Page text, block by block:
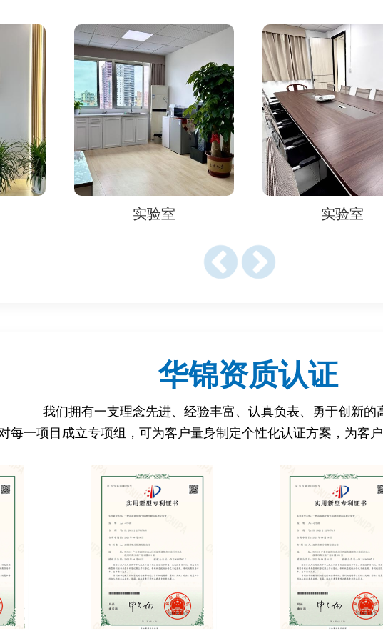
载、变速等不同运行状态下测量噪声变化‌。
湿等极端环境下噪声稳定性验证‌。
声环境质量标准）、ISO 11200系列（机器噪声测量通用方法）‌
（机械噪声声功率级测定）、ISO 4871（噪声标签要求）‌
用电器噪声限值）、GB 19606-2004（家用电器噪声限定值）‌
境噪声评估）、GB 12348-2008（工业企业厂界噪声标准）‌
度45%~75%，避免强电磁干扰和振动‌。
家庭场景）或≤85dB（工业场景），频谱无异常尖峰‌。
噪声超标）、密封结构振动导致声压级突增‌。
估机器人噪声性能，优化设计缺陷，确保其符合环保、健康及行业标准要
实验室 实验室
华锦资质认证
我们拥有一支理念先进、经验丰富、认真负表、勇于创新的
每一项目成立专项组，可为客户量身制定个性化认证方案，为客户